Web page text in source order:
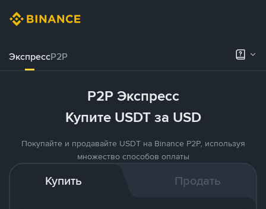
ЭкспрессP2P
P2P Экспресс
Купите USDT за USD
Покупайте и продавайте USDT на Binance P2P, используя
множество способов оплаты
Купить Продать